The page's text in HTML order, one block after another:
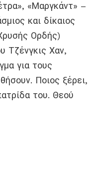
«Μαργκάντ» –
και δίκαιος
Ορδής)
Τζένγκις Χαν,
για τους
Ποιος ξέρει,
του. Θεού